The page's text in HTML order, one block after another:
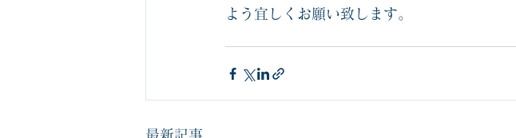
よう宜しくお願い致します。
最新記事